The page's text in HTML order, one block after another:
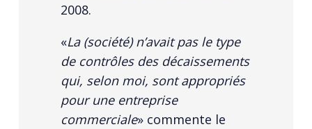
2008.
«La (société) n’avait pas le type
de contrôles des décaissements
qui, selon moi, sont appropriés
pour une entreprise
commerciale» commente le